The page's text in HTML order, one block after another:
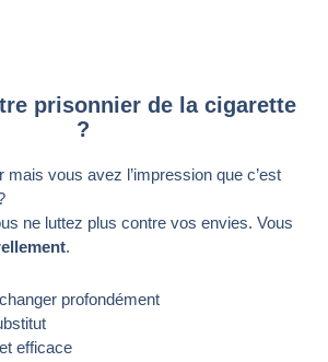
prisonnier de la cigarette
?
mais vous avez l’impression que c’est
ne luttez plus contre vos envies. Vous
.
profondément
efficace